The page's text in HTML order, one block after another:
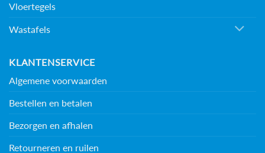
Vloertegels
Wastafels
KLANTENSERVICE
Algemene voorwaarden
Bestellen en betalen
Bezorgen en afhalen
Retourneren en ruilen